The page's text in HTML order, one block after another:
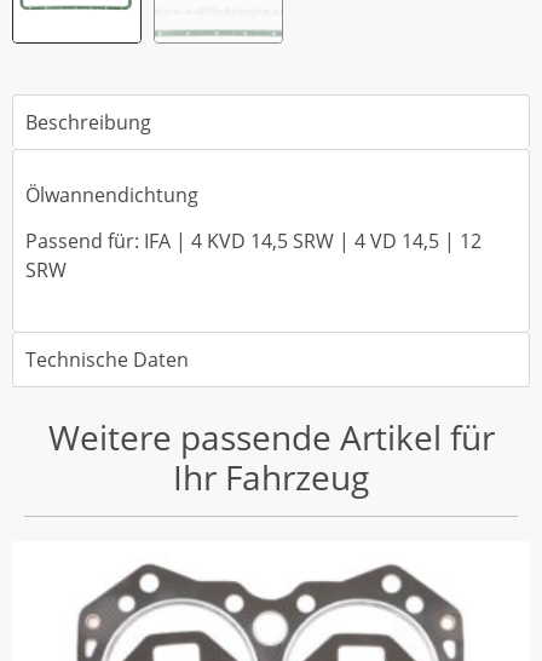
Beschreibung
Ölwannendichtung
Passend für: IFA | 4 KVD 14,5 SRW | 4 VD 14,5 | 12
SRW
Technische Daten
Weitere passende Artikel für
Ihr Fahrzeug